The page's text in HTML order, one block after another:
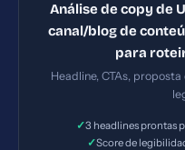
Falta clareza sobre o
ganha ao navegar
Poucos CTAs visíveis
existentes são
com ação orientada
Análise de copy de
canal/blog de
para
Headline, CTAs,
✓3 headlines prontas
✓Score de